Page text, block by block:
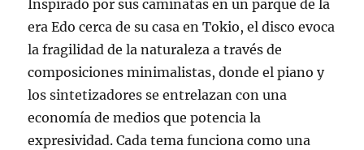
Inspirado por sus caminatas en un parque de la
era Edo cerca de su casa en Tokio, el disco evoca
la fragilidad de la naturaleza a través de
composiciones minimalistas, donde el piano y
los sintetizadores se entrelazan con una
economía de medios que potencia la
expresividad. Cada tema funciona como una